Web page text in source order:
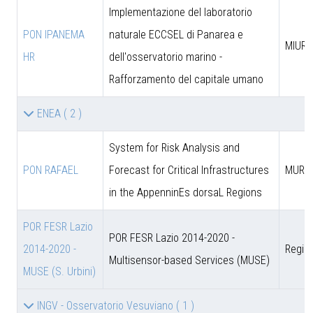
PON IPANEMA
HR
Implementazione del laboratorio
naturale ECCSEL di Panarea e
dell'osservatorio marino -
Rafforzamento del capitale umano
MIUR
ENEA ( 2 )
PON RAFAEL
System for Risk Analysis and
Forecast for Critical Infrastructures
in the AppenninEs dorsaL Regions
MUR
POR FESR Lazio
2014-2020 -
MUSE (S. Urbini)
POR FESR Lazio 2014-2020 -
Multisensor-based Services (MUSE)
INGV - Osservatorio Vesuviano ( 1 )